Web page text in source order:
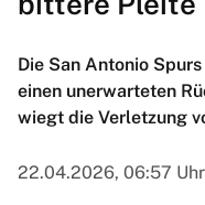
Die San Antonio
einen unerwarteten
wiegt die Verletzung
22.04.2026, 06:57 Uhr